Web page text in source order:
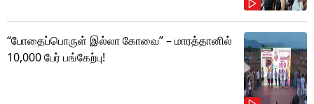
“போதைப்பொருள் இல்லா கோவை” – மாரத்தானில்
10,000 பேர் பங்கேற்பு!